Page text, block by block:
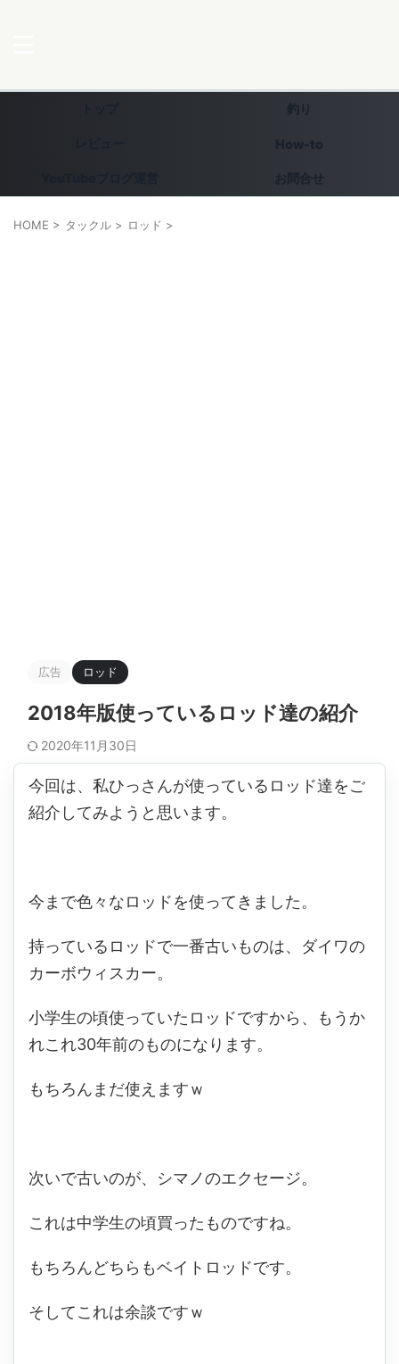
釣り
How-to
お問合せ
HOME > タックル > ロッド >
広告 ロッド
2018年版使っているロッド達の紹介
2020年11月30日
今回は、私ひっさんが使っているロッド達をご
紹介してみようと思います。
今まで色々なロッドを使ってきました。
持っているロッドで一番古いものは、ダイワの
カーボウィスカー。
小学生の頃使っていたロッドですから、もうか
れこれ30年前のものになります。
もちろんまだ使えますｗ
次いで古いのが、シマノのエクセージ。
これは中学生の頃買ったものですね。
もちろんどちらもベイトロッドです。
そしてこれは余談ですｗ